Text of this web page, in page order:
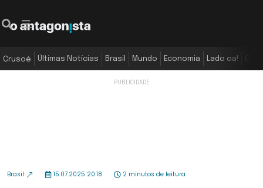
Crusoé Últimas Notícias Brasil Mundo Economia Lado oa!
Brasil 15.07.2025 20:18 2 minutos de leitura